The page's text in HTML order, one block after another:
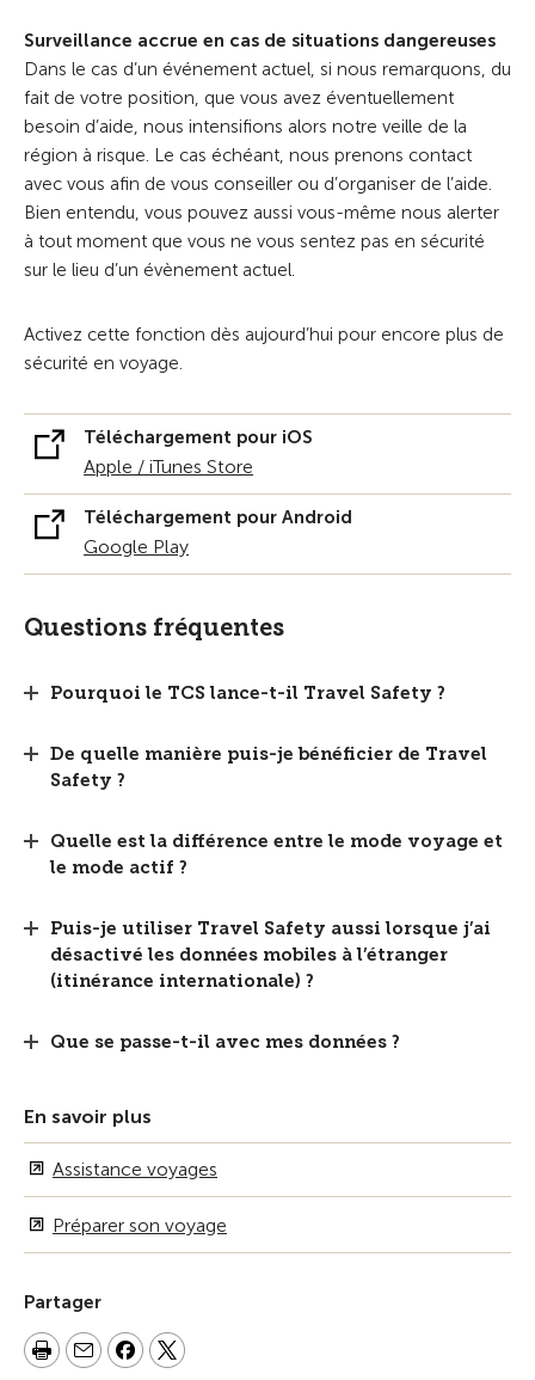
Surveillance accrue en cas de situations dangereuses
Dans le cas d’un événement actuel, si nous remarquons, du
fait de votre position, que vous avez éventuellement
besoin d’aide, nous intensifions alors notre veille de la
région à risque. Le cas échéant, nous prenons contact
avec vous afin de vous conseiller ou d’organiser de l’aide.
Bien entendu, vous pouvez aussi vous-même nous alerter
à tout moment que vous ne vous sentez pas en sécurité
sur le lieu d’un évènement actuel.
Activez cette fonction dès aujourd’hui pour encore plus de
sécurité en voyage.
Téléchargement pour iOS
Apple / iTunes Store
Téléchargement pour Android
Google Play
Questions fréquentes
Pourquoi le TCS lance-t-il Travel Safety ?
De quelle manière puis-je bénéficier de Travel
Safety ?
Quelle est la différence entre le mode voyage et
le mode actif ?
Puis-je utiliser Travel Safety aussi lorsque j’ai
désactivé les données mobiles à l’étranger
(itinérance internationale) ?
Que se passe-t-il avec mes données ?
En savoir plus
Assistance voyages
Préparer son voyage
Partager